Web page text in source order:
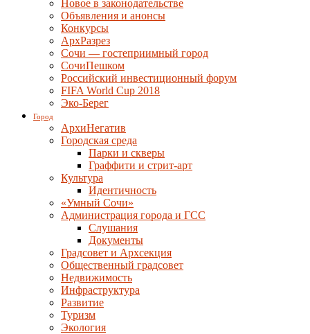
Новое в законодательстве
Объявления и анонсы
Конкурсы
АрхРазрез
Сочи — гостеприимный город
СочиПешком
Российский инвестиционный форум
FIFA World Cup 2018
Эко-Берег
Город
АрхиНегатив
Городская среда
Парки и скверы
Граффити и стрит-арт
Культура
Идентичность
«Умный Сочи»
Администрация города и ГСС
Слушания
Документы
Градсовет и Архсекция
Общественный градсовет
Недвижимость
Инфраструктура
Развитие
Туризм
Экология